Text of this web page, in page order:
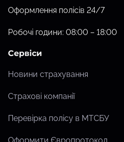
Оформлення полісів 24/7
Робочі години: 08:00 – 18:00
Сервіси
Новини страхування
Страхові компанії
Перевірка полісу в МТСБУ